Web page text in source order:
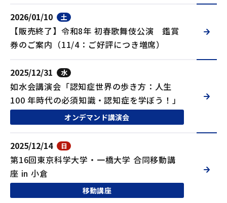
2026/01/10 土
【販売終了】令和8年 初春歌舞伎公演 鑑賞
券のご案内（11/4：ご好評につき増席）
2025/12/31 水
如水会講演会「認知症世界の歩き方：人生
100 年時代の必須知識・認知症を学ぼう！」
オンデマンド講演会
2025/12/14 日
第16回東京科学大学・一橋大学 合同移動講
座 in 小倉
移動講座